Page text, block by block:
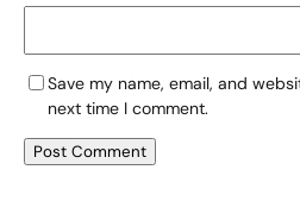
Save my name, email, and
next time I comment.